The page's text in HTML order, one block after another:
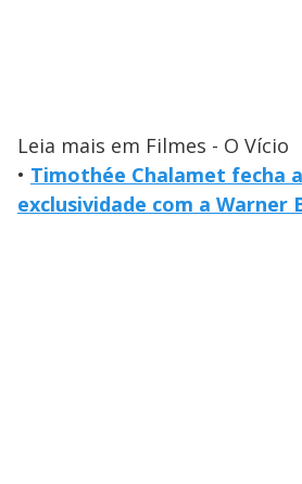
Leia mais em Filmes - O Vício
• Timothée Chalamet fecha
exclusividade com a Warner